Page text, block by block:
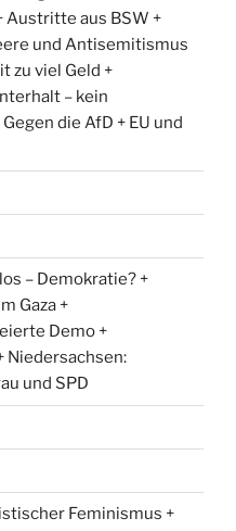
Austritte aus BSW +
und Antisemitismus
zu viel Geld +
– kein
die AfD + EU und
– Demokratie? +
Gaza +
Demo +
Niedersachsen:
und SPD
Feminismus +